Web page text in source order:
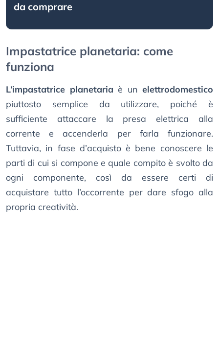
da comprare
Impastatrice planetaria: come
funziona
L’impastatrice planetaria è un elettrodomestico
piuttosto semplice da utilizzare, poiché è
sufficiente attaccare la presa elettrica alla
corrente e accenderla per farla funzionare.
Tuttavia, in fase d’acquisto è bene conoscere le
parti di cui si compone e quale compito è svolto da
ogni componente, così da essere certi di
acquistare tutto l’occorrente per dare sfogo alla
propria creatività.